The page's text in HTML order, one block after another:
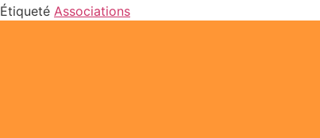
Étiqueté Associations